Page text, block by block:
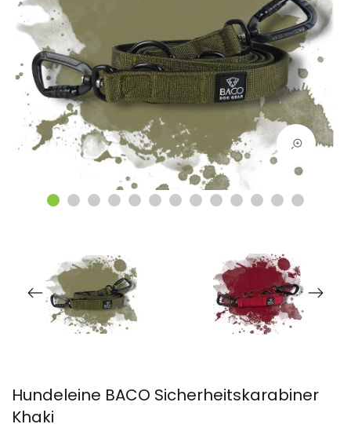
Hundeleine BACO Sicherheitskarabiner
Khaki